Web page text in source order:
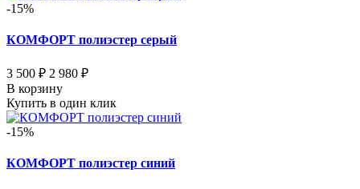
-15%
КОМФОРТ полиэстер серый
3 500 ₽ 2 980 ₽
В корзину
Купить в один клик
-15%
КОМФОРТ полиэстер синий